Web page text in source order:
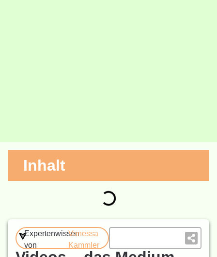
Inhalt
Expertenwissen
von
Vanessa
Kammler